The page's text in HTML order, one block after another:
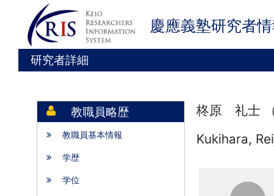
慶應義塾研究者
研究者詳細
教職員略歴
教職員基本情報
学歴
学位
柊原 礼士
Kukihara,